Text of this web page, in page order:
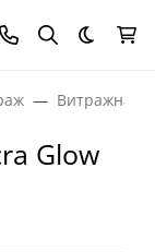
Темная
Витражная
Glow